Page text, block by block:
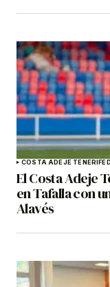
COSTA ADEJE TENERIFE
El Costa Adeje
en Tafalla con
Alavés